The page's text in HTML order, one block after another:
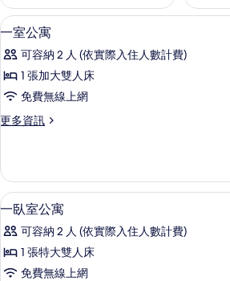
顯
示
一
室
寓
所
有
相
片
舒適加層
2
一室公寓
可容納 2 人 (依實際入住人數計費)
1 張加大雙人床
免費無線上網
更多資訊
更
公
寓
的
情
顯
示
一
臥
舒適加層
7
一臥室公寓
可容納 2 人 (依實際入住人數計費)
1 張特大雙人床
免費無線上網